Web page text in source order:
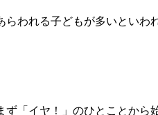
らわれる子どもが多いといわ
ず「イヤ！」のひとことから